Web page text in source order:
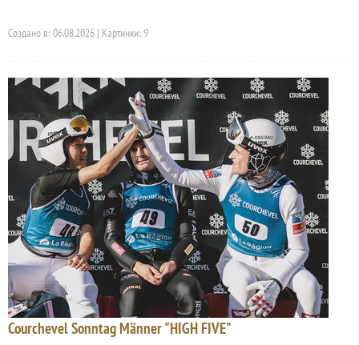
Создано в: 06.08.2026 | Картинки: 9
Courchevel Sonntag Männer "HIGH FIVE"